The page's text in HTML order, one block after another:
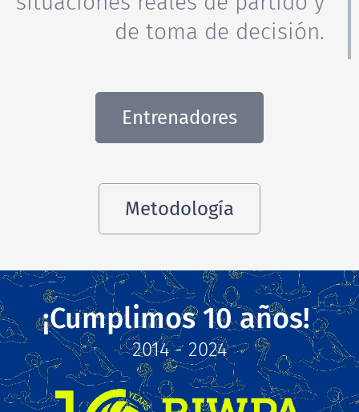
de toma de decisión.
Entrenadores
Metodología
¡Cumplimos 10 años!
2014 - 2024